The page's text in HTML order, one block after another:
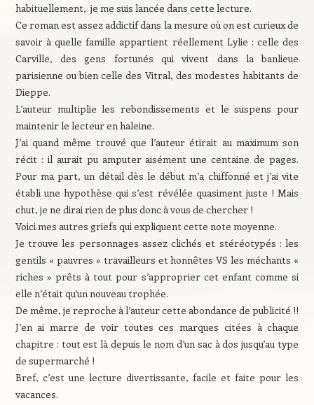
habituellement, je me suis lancée dans cette lecture.
Ce roman est assez addictif dans la mesure où on est curieux de
savoir à quelle famille appartient réellement Lylie : celle des
Carville, des gens fortunés qui vivent dans la banlieue
parisienne ou bien celle des Vitral, des modestes habitants de
Dieppe.
L’auteur multiplie les rebondissements et le suspens pour
maintenir le lecteur en haleine.
J’ai quand même trouvé que l’auteur étirait au maximum son
récit : il aurait pu amputer aisément une centaine de pages.
Pour ma part, un détail dès le début m’a chiffonné et j’ai vite
établi une hypothèse qui s’est révélée quasiment juste ! Mais
chut, je ne dirai rien de plus donc à vous de chercher !
Voici mes autres griefs qui expliquent cette note moyenne.
Je trouve les personnages assez clichés et stéréotypés : les
gentils « pauvres » travailleurs et honnêtes VS les méchants «
riches » prêts à tout pour s’approprier cet enfant comme si
elle n’était qu’un nouveau trophée.
De même, je reproche à l’auteur cette abondance de publicité !!
J’en ai marre de voir toutes ces marques citées à chaque
chapitre : tout est là depuis le nom d’un sac à dos jusqu’au type
de supermarché !
Bref, c’est une lecture divertissante, facile et faite pour les
vacances.